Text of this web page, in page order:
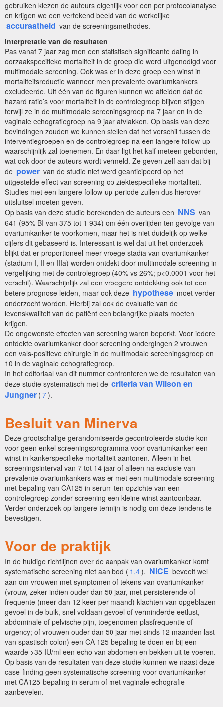
gebruiken kiezen de auteurs eigenlijk voor een per protocolanalyse
en krijgen we een vertekend beeld van de werkelijke
accuraatheid van de screeningsmethodes.
Interpretatie van de resultaten
Pas vanaf 7 jaar zag men een statistisch significante daling in
oorzaakspecifieke mortaliteit in de groep die werd uitgenodigd voor
multimodale screening. Ook was er in deze groep een winst in
mortaliteitsreductie wanneer men prevalente ovariumkankers
excludeerde. Uit één van de figuren kunnen we afleiden dat de
hazard ratio’s voor mortaliteit in de controlegroep blijven stijgen
terwijl ze in de multimodale screeningsgroep na 7 jaar en in de
vaginale echografiegroep na 9 jaar afvlakken. Op basis van deze
bevindingen zouden we kunnen stellen dat het verschil tussen de
interventiegroepen en de controlegroep na een langere follow-up
waarschijnlijk zal toenemen. En daar ligt het kalf meteen gebonden,
wat ook door de auteurs wordt vermeld. Ze geven zelf aan dat bij
de power van de studie niet werd geanticipeerd op het
uitgestelde effect van screening op ziektespecifieke mortaliteit.
Studies met een langere follow-up-periode zullen dus hierover
uitsluitsel moeten geven.
Op basis van deze studie berekenden de auteurs een NNS van
641 (95% BI van 375 tot 1 934) om één overlijden ten gevolge van
ovariumkanker te voorkomen, maar het is niet duidelijk op welke
cijfers dit gebaseerd is. Interessant is wel dat uit het onderzoek
blijkt dat er proportioneel meer vroege stadia van ovariumkanker
(stadium I, II en IIIa) worden ontdekt door multimodale screening in
vergelijking met de controlegroep (40% vs 26%; p<0.0001 voor het
verschil). Waarschijnlijk zal een vroegere ontdekking ook tot een
betere prognose leiden, maar ook deze hypothese moet verder
onderzocht worden. Hierbij zal ook de evaluatie van de
levenskwaliteit van de patiënt een belangrijke plaats moeten
krijgen.
De ongewenste effecten van screening waren beperkt. Voor iedere
ontdekte ovariumkanker door screening ondergingen 2 vrouwen
een vals-positieve chirurgie in de multimodale screeningsgroep en
10 in de vaginale echografiegroep.
In het editoriaal van dit nummer confronteren we de resultaten van
deze studie systematisch met de criteria van Wilson en
Jungner ( 7).
Besluit van Minerva
Deze grootschalige gerandomiseerde gecontroleerde studie kon
voor geen enkel screeningsprogramma voor ovariumkanker een
winst in kankerspecifieke mortaliteit aantonen. Alleen in het
screeningsinterval van 7 tot 14 jaar of alleen na exclusie van
prevalente ovariumkankers was er met een multimodale screening
met bepaling van CA125 in serum ten opzichte van een
controlegroep zonder screening een kleine winst aantoonbaar.
Verder onderzoek op langere termijn is nodig om deze tendens te
bevestigen.
Voor de praktijk
In de huidige richtlijnen over de aanpak van ovariumkanker komt
systematische screening niet aan bod ( 1,4). NICE beveelt wel
aan om vrouwen met symptomen of tekens van ovariumkanker
(vrouw, zeker indien ouder dan 50 jaar, met persisterende of
frequente (meer dan 12 keer per maand) klachten van opgeblazen
gevoel in de buik, snel voldaan gevoel of verminderde eetlust,
abdominale of pelvische pijn, toegenomen plasfrequentie of
urgency; of vrouwen ouder dan 50 jaar met sinds 12 maanden last
van spastisch colon) een CA 125-bepaling te doen en bij een
waarde >35 IU/ml een echo van abdomen en bekken uit te voeren.
Op basis van de resultaten van deze studie kunnen we naast deze
case-finding geen systematische screening voor ovariumkanker
met CA125-bepaling in serum of met vaginale echografie
aanbevelen.